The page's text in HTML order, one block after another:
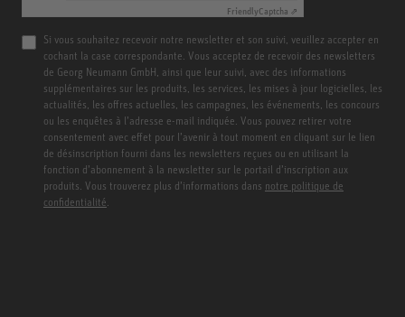
FriendlyCaptcha ⇗
Si vous souhaitez recevoir notre newsletter et son suivi, veuillez accepter en
cochant la case correspondante. Vous acceptez de recevoir des newsletters
de Georg Neumann GmbH, ainsi que leur suivi, avec des informations
supplémentaires sur les produits, les services, les mises à jour logicielles, les
actualités, les offres actuelles, les campagnes, les événements, les concours
ou les enquêtes à l’adresse e-mail indiquée. Vous pouvez retirer votre
consentement avec effet pour l’avenir à tout moment en cliquant sur le lien
de désinscription fourni dans les newsletters reçues ou en utilisant la
fonction d’abonnement à la newsletter sur le portail d’inscription aux
produits. Vous trouverez plus d’informations dans notre politique de
confidentialité